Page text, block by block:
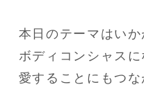
本日のテーマはいか
ボディコンシャス
愛することにもつな